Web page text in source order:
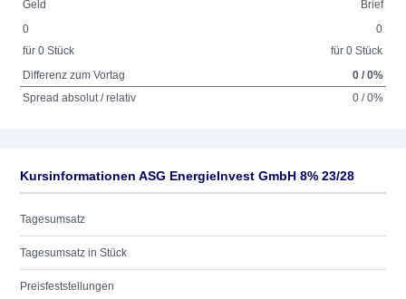
Geld
Brief
0
für 0 Stück
0
für 0 Stück
Differenz zum Vortag
0 / 0%
Spread absolut / relativ
0 / 0%
Kursinformationen ASG EnergieInvest GmbH 8% 23/28
Tagesumsatz
Tagesumsatz in Stück
Preisfeststellungen